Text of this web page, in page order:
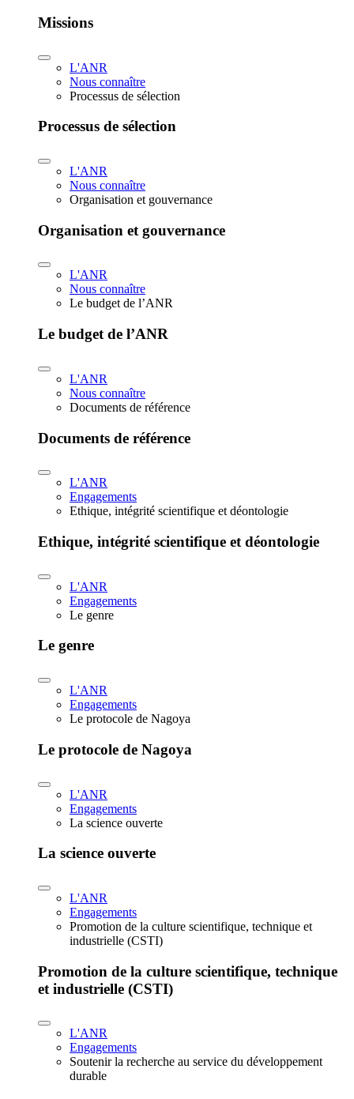
Missions
L'ANR
Nous connaître
Processus de sélection
Processus de sélection
L'ANR
Nous connaître
Organisation et gouvernance
Organisation et gouvernance
L'ANR
Nous connaître
Le budget de l’ANR
Le budget de l’ANR
L'ANR
Nous connaître
Documents de référence
Documents de référence
L'ANR
Engagements
Ethique, intégrité scientifique et déontologie
Ethique, intégrité scientifique et déontologie
L'ANR
Engagements
Le genre
Le genre
L'ANR
Engagements
Le protocole de Nagoya
Le protocole de Nagoya
L'ANR
Engagements
La science ouverte
La science ouverte
L'ANR
Engagements
Promotion de la culture scientifique, technique et
industrielle (CSTI)
Promotion de la culture scientifique, technique
et industrielle (CSTI)
L'ANR
Engagements
Soutenir la recherche au service du développement
durable